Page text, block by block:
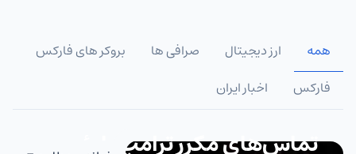
همه ارز دیجیتال صرافی ها
بروکر های فارکس
فارکس
اخبار ایران
تماس‌های مکرر ترامپ با رئیس